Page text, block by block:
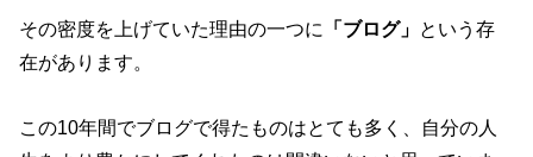
その密度を上げていた理由の一つに 「ブログ」 という存
在があります。
この10年間でブログで得たものはとても多く、自分の人